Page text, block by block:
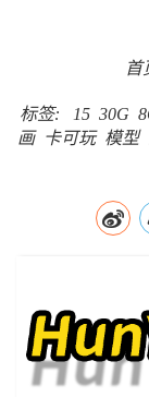
首
标签: 15 30G
画 卡可玩 模型